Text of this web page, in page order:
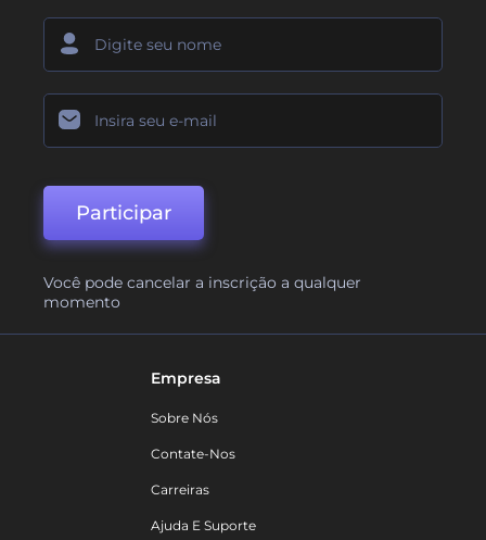
Participar
Você pode cancelar a inscrição a qualquer
momento
Empresa
Sobre Nós
Contate-Nos
Carreiras
Ajuda E Suporte